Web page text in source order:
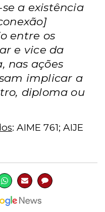
a existência
entre os
e vice da
nas ações
implicar a
diploma ou
: AIME 761; AIJE